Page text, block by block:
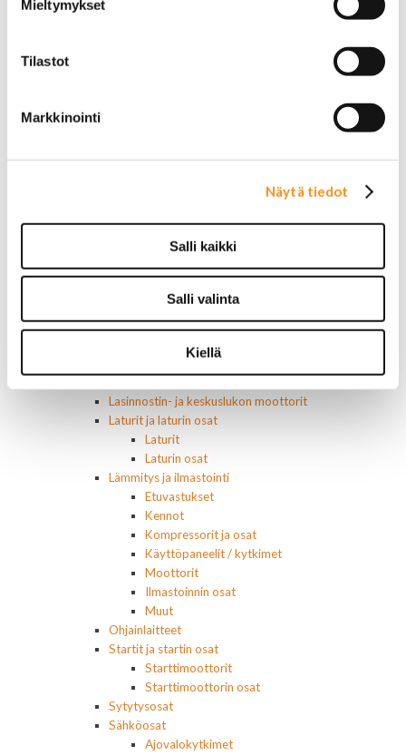
Mieltymykset
Tilastot
Markkinointi
Näytä tiedot
Salli kaikki
Salli valinta
Kiellä
Jeep
Lincoln
Muut
Sumu- ja peruutusvalot
Sivuvalot ja markerit
Polttimot
Lasinnostin- ja keskuslukon moottorit
Laturit ja laturin osat
Laturit
Laturin osat
Lämmitys ja ilmastointi
Etuvastukset
Kennot
Kompressorit ja osat
Käyttöpaneelit / kytkimet
Moottorit
Ilmastoinnin osat
Muut
Ohjainlaitteet
Startit ja startin osat
Starttimoottorit
Starttimoottorin osat
Sytytysosat
Sähköosat
Ajovalokytkimet